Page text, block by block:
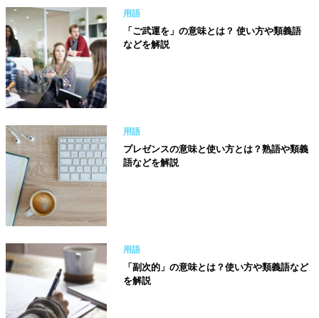
用語
「ご武運を」の意味とは？ 使い方や類義語
などを解説
用語
プレゼンスの意味と使い方とは？熟語や類義
語などを解説
用語
「副次的」の意味とは？使い方や類義語など
を解説